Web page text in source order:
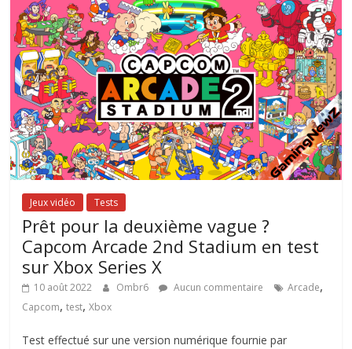
Jeux vidéo Tests
Prêt pour la deuxième vague ?
Capcom Arcade 2nd Stadium en test
sur Xbox Series X
10 août 2022 Ombr6 Aucun commentaire Arcade,
Capcom,test,Xbox
Test effectué sur une version numérique fournie par